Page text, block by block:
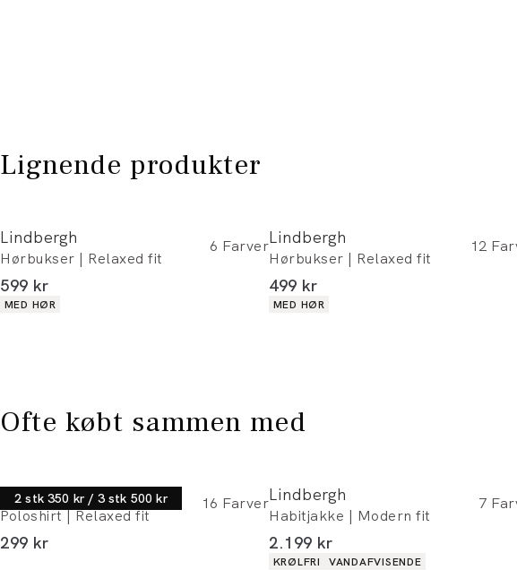
Lignende produkter
Lindbergh
Hørbukser | Relaxed fit
6 Farver
I alt (inkl. rabat)
599 kr
Produkt egenskaber
MED HØR
Lindbergh
Hørbukser | Relaxed fit
12
I alt (inkl. rabat)
499 kr
Produkt egenskaber
MED HØR
Ofte købt sammen med
2 stk 350 kr / 3 stk 500 kr
Lindbergh
Poloshirt | Relaxed fit
16 Farver
I alt (inkl. rabat)
299 kr
Lindbergh
Habitjakke | Modern fit
7
I alt (inkl. rabat)
2.199 kr
Produkt egenskaber
KRØLFRI VANDAFVISENDE